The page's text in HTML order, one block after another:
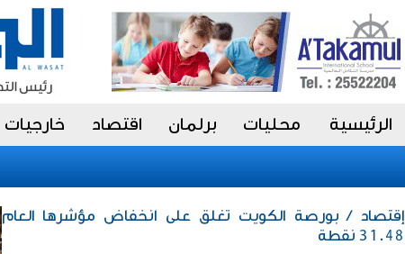
الرئيسية محليات برلمان اقتصاد خارجيات
إقتصاد / بورصة الكويت تغلق على انخفاض مؤشرها العام
31.48 نقطة